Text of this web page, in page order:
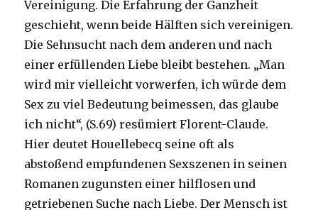
Vereinigung. Die Erfahrung der Ganzheit
geschieht, wenn beide Hälften sich vereinigen.
Die Sehnsucht nach dem anderen und nach
einer erfüllenden Liebe bleibt bestehen. „Man
wird mir vielleicht vorwerfen, ich würde dem
Sex zu viel Bedeutung beimessen, das glaube
ich nicht“, (S.69) resümiert Florent-Claude.
Hier deutet Houellebecq seine oft als
abstoßend empfundenen Sexszenen in seinen
Romanen zugunsten einer hilflosen und
getriebenen Suche nach Liebe. Der Mensch ist